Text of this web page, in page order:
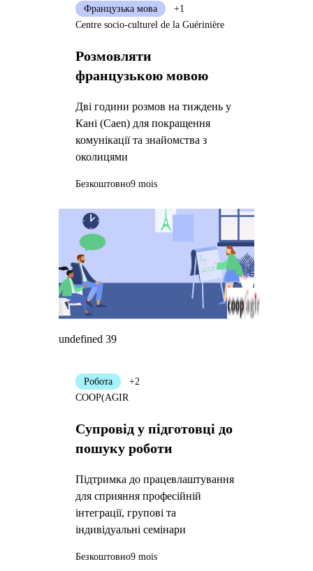
Розмовляти
французькою мовою
Дві години розмов на тиждень у
Кані (Caen) для покращення
комунікації та знайомства з
околицями
Французька мова
+1
Centre socio-culturel de la Guérinière
Безкоштовно9 mois
undefined 39
Супровід у підготовці до
пошуку роботи
Підтримка до працевлаштування
для сприяння професійній
інтеграції, групові та
індивідуальні семінари
Робота
+2
COOP(AGIR
Безкоштовно9 mois